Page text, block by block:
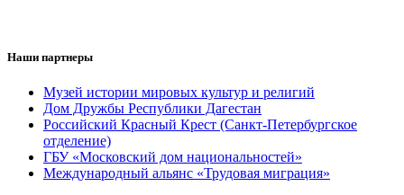
Наши партнеры
Музей истории мировых культур и религий
Дом Дружбы Республики Дагестан
Российский Красный Крест (Санкт-Петербургское
отделение)
ГБУ «Московский дом национальностей»
Международный альянс «Трудовая миграция»